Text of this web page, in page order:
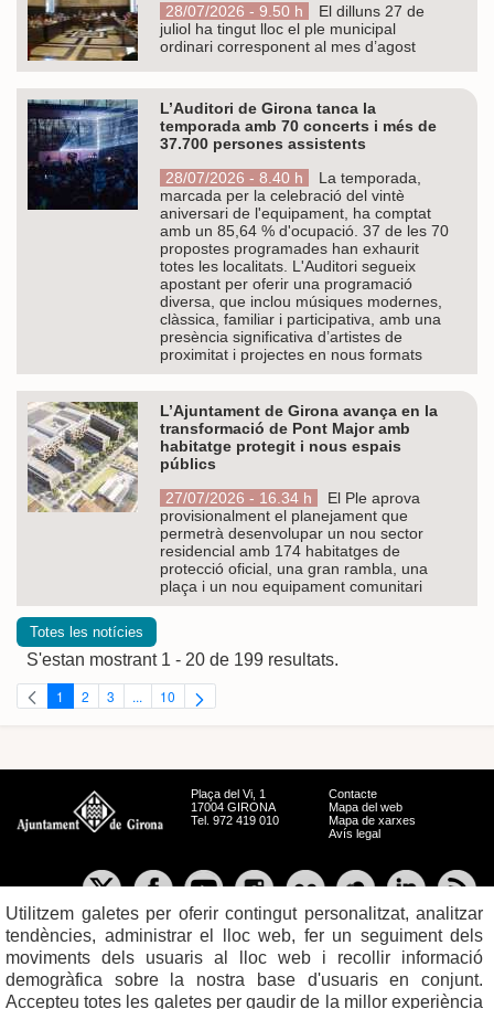
28/07/2026 - 9.50 h
El dilluns 27 de
juliol ha tingut lloc el ple municipal
ordinari corresponent al mes d’agost
L’Auditori de Girona tanca la
temporada amb 70 concerts i més de
37.700 persones assistents
28/07/2026 - 8.40 h
La temporada,
marcada per la celebració del vintè
aniversari de l'equipament, ha comptat
amb un 85,64 % d'ocupació. 37 de les 70
propostes programades han exhaurit
totes les localitats. L'Auditori segueix
apostant per oferir una programació
diversa, que inclou músiques modernes,
clàssica, familiar i participativa, amb una
presència significativa d’artistes de
proximitat i projectes en nous formats
L’Ajuntament de Girona avança en la
transformació de Pont Major amb
habitatge protegit i nous espais
públics
27/07/2026 - 16.34 h
El Ple aprova
provisionalment el planejament que
permetrà desenvolupar un nou sector
residencial amb 174 habitatges de
protecció oficial, una gran rambla, una
plaça i un nou equipament comunitari
Totes les notícies
S'estan mostrant 1 - 20 de 199 resultats.
Pàgina
1 Pàgina
2 Pàgina
3 ...Pàgines intermèdies Utilitzeu TAB per navegar.
Pàgina
10
Plaça del Vi, 1
17004 GIRONA
Tel. 972 419 010
Contacte
Mapa del web
Mapa de xarxes
Avís legal
Utilitzem galetes per oferir contingut personalitzat, analitzar
tendències, administrar el lloc web, fer un seguiment dels
moviments dels usuaris al lloc web i recollir informació
demogràfica sobre la nostra base d'usuaris en conjunt.
Accepteu totes les galetes per gaudir de la millor experiència